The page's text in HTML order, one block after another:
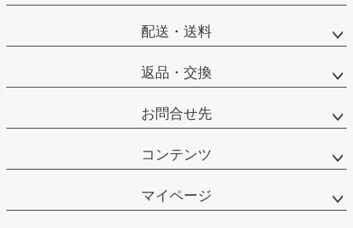
配送・送料
返品・交換
お問合せ先
コンテンツ
マイページ